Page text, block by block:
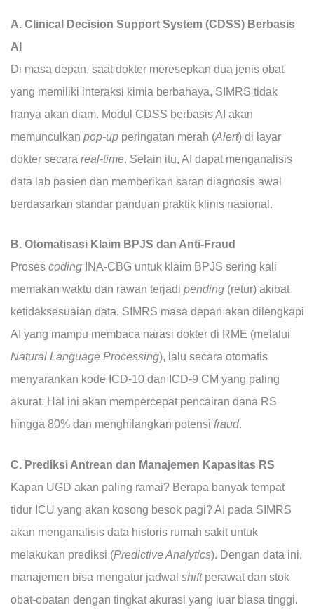
A. Clinical Decision Support System (CDSS) Berbasis
AI
Di masa depan, saat dokter meresepkan dua jenis obat
yang memiliki interaksi kimia berbahaya, SIMRS tidak
hanya akan diam. Modul CDSS berbasis AI akan
memunculkan pop-upperingatan merah (Alert) di layar
dokter secara real-time. Selain itu, AI dapat menganalisis
data lab pasien dan memberikan saran diagnosis awal
berdasarkan standar panduan praktik klinis nasional.
B. Otomatisasi Klaim BPJS dan Anti-Fraud
Proses codingINA-CBG untuk klaim BPJS sering kali
memakan waktu dan rawan terjadi pending(retur) akibat
ketidaksesuaian data. SIMRS masa depan akan dilengkapi
AI yang mampu membaca narasi dokter di RME (melalui
Natural Language Processing), lalu secara otomatis
menyarankan kode ICD-10 dan ICD-9 CM yang paling
akurat. Hal ini akan mempercepat pencairan dana RS
hingga 80% dan menghilangkan potensi fraud.
C. Prediksi Antrean dan Manajemen Kapasitas RS
Kapan UGD akan paling ramai? Berapa banyak tempat
tidur ICU yang akan kosong besok pagi? AI pada SIMRS
akan menganalisis data historis rumah sakit untuk
melakukan prediksi (Predictive Analytics). Dengan data ini,
manajemen bisa mengatur jadwal shiftperawat dan stok
obat-obatan dengan tingkat akurasi yang luar biasa tinggi.